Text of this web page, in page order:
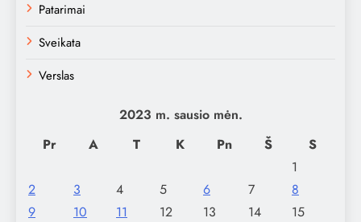
Patarimai
Sveikata
Verslas
2023 m. sausio mėn.
Pr
A T K Pn Š
S
1
2
3 4 5 6 7
8
9
10 11 12 13 14
15